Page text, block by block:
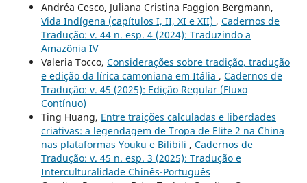
Andréa Cesco, Juliana Cristina Faggion Bergmann,
Vida Indígena (capítulos I, II, XI e XII) , Cadernos de
Tradução: v. 44 n. esp. 4 (2024): Traduzindo a
Amazônia IV
Valeria Tocco, Considerações sobre tradição, tradução
e edição da lírica camoniana em Itália , Cadernos de
Tradução: v. 45 (2025): Edição Regular (Fluxo
Contínuo)
Ting Huang, Entre traições calculadas e liberdades
criativas: a legendagem de Tropa de Elite 2 na China
nas plataformas Youku e Bilibili , Cadernos de
Tradução: v. 45 n. esp. 3 (2025): Tradução e
Interculturalidade Chinês-Português